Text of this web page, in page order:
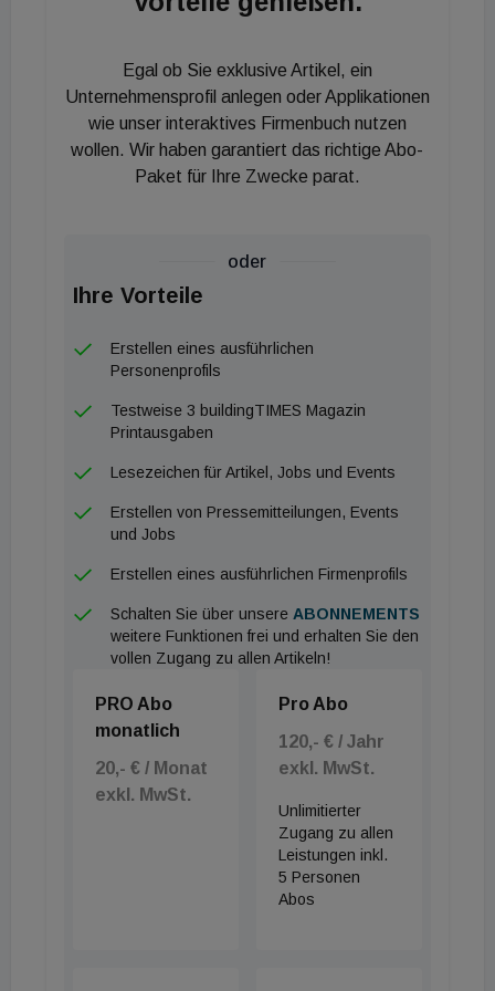
dem Parkdeck, die eine Jahresleistung von 2,3
Einsatz, die mit einer Betonkernaktivierung im
Hallenbereich kombiniert werden.
Ein zentraler Aspekt des
der Ressource Boden.
Versiegelung auf ein Minimum
26.000 Quadratmeter und damit
unversiegelt.Weitere elf
Rasengitter und
Blumenschotterrasen nur
teilversiegelt, während das
31.000 Quadratmeter große
Dach vollflächig als Gründach
ausgeführt wird.Ergänzt wird
dieses Öko-Konzept durch
einen 6.000 Quadratmeter
großen Öko-Grünpark mit
Retentionsfläche, Löschteich
und Biotopcharakter, der die
lokale Biodiversität aktiv
. Parallel zur
Außenraumgestaltung operiert
Egal ob Sie exklusive Artikel, ein
Unternehmensprofil anlegen oder Applikationen
wie unser interaktives Firmenbuch nutzen
wollen. Wir haben garantiert das richtige Abo-
Paket für Ihre Zwecke parat.
oder
Ihre Vorteile
Erstellen eines ausführlichen
Personenprofils
Testweise 3 buildingTIMES Magazin
Printausgaben
Lesezeichen für Artikel, Jobs und Events
Erstellen von Pressemitteilungen, Events
und Jobs
Erstellen eines ausführlichen Firmenprofils
Schalten Sie über unsere ABONNEMENTS
weitere Funktionen frei und erhalten Sie den
vollen Zugang zu allen Artikeln!
PRO Abo
monatlich
20,- € / Monat
exkl. MwSt.
Pro Abo
120,- € / Jahr
exkl. MwSt.
Unlimitierter
Zugang zu allen
Leistungen inkl.
5 Personen
Abos